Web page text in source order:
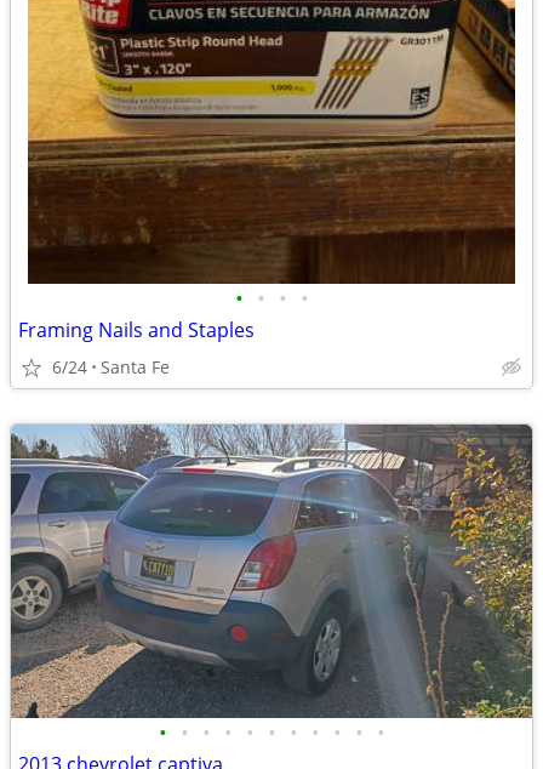
• • • •
Framing Nails and Staples
6/24 Santa Fe
• • • • • • • • • • •